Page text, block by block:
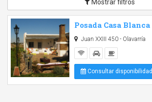
Mostrar filtros
Posada Casa Blanca
Juan XXIII 450 - Olavarría
Consultar disponibilidad